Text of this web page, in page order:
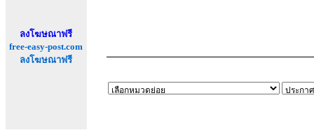
ลงโฆษณาฟรี
free-easy-post.com
ลงโฆษณาฟรี